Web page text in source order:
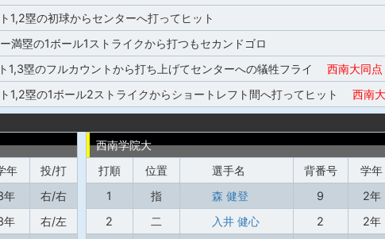
1,2塁の初球からセンターへ打ってヒット
満塁の1ボール1ストライクから打つもセカンドゴロ
1,3塁のフルカウントから打ち上げてセンターへの犠牲フライ
西南大同点
1,2塁の1ボール2ストライクからショートレフト間へ打ってヒット 西南
年
投/打
年
右/右
年
右/左
西南学院大
打順
位置 選手名 背番号
学年
1
指 森 健登 9
2年
2
二 入井 健心 2
2年